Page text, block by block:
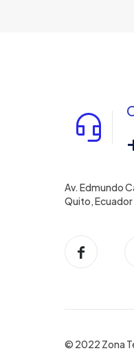
Av. Edmundo
Quito, Ecuador
© 2022 Zona